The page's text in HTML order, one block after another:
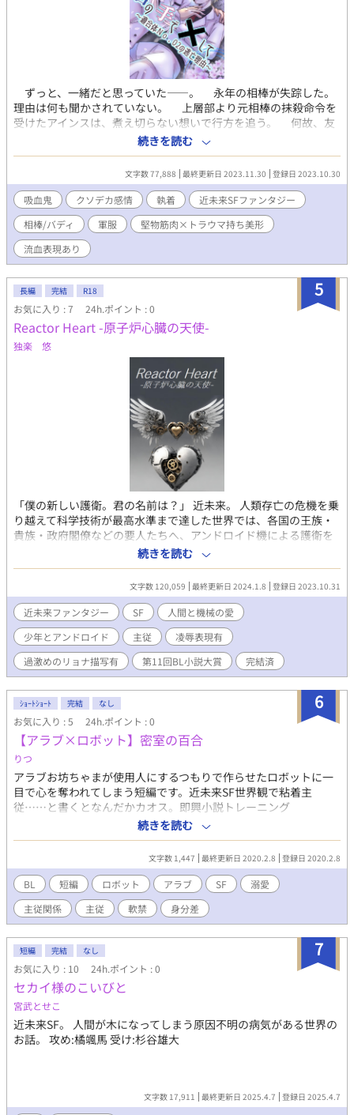
ずっと、一緒だと思っていた――。 永年の相棒が失踪した。
理由は何も聞かされていない。 上層部より元相棒の抹殺命令を
受けたアインスは、煮え切らない想いで行方を追う。 何故、友
を手に掛けねばならないのか。そして、友は何故姿を消したの
か。 その行動の裏に、隠された本当の理由とは――。 これ
は、ただ好きな人に✕‬されたいだけの物語。
━━━━━━━━━━━━━━━ 堅物筋肉×トラウマ持ち美形
生物兵器にされた青年達が、閉鎖的な環境下で互いを慈しみ合
い、いつしか特別な関係になっていくお話。 前半と後半で視点
主が変わります。 前半を出題編とするなら、後半が解答編。
BLみが出てくるのは後半からです(遅) ・近未来SFファンタジーBL
・流血表現、軽度の性表現、鬱展開有り ・表紙は自作(アイビスペ
続きを読む
文字数 77,888 最終更新日 2023.11.30 登録日 2023.10.30
吸血鬼 クソデカ感情 執着
近未来SFファンタジー
相棒/バディ
軍服
堅物筋肉×トラウマ持ち美形
流血表現あり
5
長編 完結 R18
お気に入り : 7 24h.ポイント : 0
Reactor Heart -原子炉心臓の天使-
独楽 悠
「僕の新しい護衛。君の名前は？」 近未来。 人類存亡の危機を乗
り越えて科学技術が最高水準まで達した世界では、各国の王族・
貴族・政府閣僚などの要人たちへ、アンドロイド機による護衛を
付けることが通例になっていた。 とある島国のヤマト王国では、
王宮を襲ったテロで、王子付き護衛アンドロイドを失っていた。
早急な護衛機の補填が求められる中、自堕落な生活を送る天才ア
ンドロイド開発技術者に白羽の矢が立つ。 24時間以内に、代わり
の護衛機を納品するよう命令を受けた彼が出した決断は… 運命の
いたずらで、突然護衛機としての道を歩むことになったあるアン
ドロイドと、彼を取り巻く人間や機械たちとの交接を描く、近未
来SFファンタジー。 ◆完結済(2023/11/24) ◆注意事項(下記ご心
配な方は作品閲覧をお控え下さい) ・一部年齢制限表現有(各ペー
割と残酷なリョナ描写有。若干の怪我(流血)描写有。
続きを読む
文字数 120,059 最終更新日 2024.1.8 登録日 2023.10.31
近未来ファンタジー SF
人間と機械の愛
少年とアンドロイド
主従
凌辱表現有
過激めのリョナ描写有
第11回BL小説大賞 完結済
6
ｼｮｰﾄｼｮｰﾄ 完結 なし
お気に入り : 5 24h.ポイント : 0
【アラブ×ロボット】密室の百合
りつ
アラブお坊ちゃまが使用人にするつもりで作らせたロボットに一
目で心を奪われてしまう短編です。近未来SF世界観で粘着主
従……と書くとなんだかカオス。即興小説トレーニング
【http://webken.info/live_writing/top.php】さまで、「お題：
少年の百合」に合わせて書いたものに若干の修正を加えました。
続きを読む
文字数 1,447 最終更新日 2020.2.8 登録日 2020.2.8
BL 短編 ロボット アラブ SF
溺愛
主従関係
主従 軟禁 身分差
7
短編 完結 なし
お気に入り : 10 24h.ポイント : 0
セカイ様のこいびと
宮武とせこ
近未来SF。 人間が木になってしまう原因不明の病気がある世界の
お話。 攻め:橘颯馬 受け:杉谷雄大
文字数 17,911 最終更新日 2025.4.7 登録日 2025.4.7